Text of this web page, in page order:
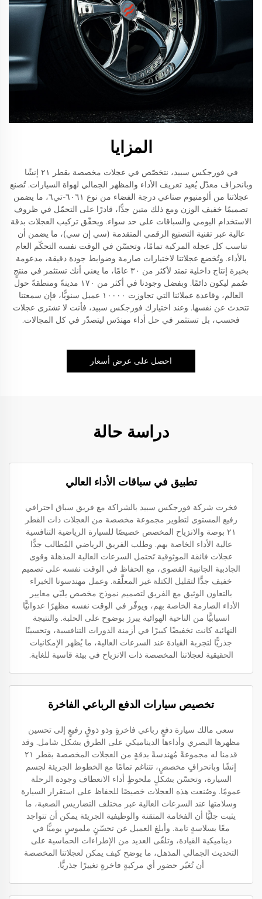
المزايا
في فورجكس سبيد، نتخصّص في عجلات مخصصة بقطر ٢١ إنشًا
وبانحراف معدّل يُعيد تعريف الأداء والمظهر الجمالي لهواة السيارات. تُصنع
عجلاتنا من ألومنيوم صناعي درجة الفضاء من نوع ٦٠٦١-تي٦، ما يضمن
تصميمًا خفيف الوزن ومع ذلك متين جدًّا، قادرًا على التحمّل في ظروف
الاستخدام اليومي والسباقات على حد سواء. ويحقّق تركيب العجلات بدقة
عالية عبر تقنية التصنيع الرقمي المتقدمة (سي إن سي)، ما يضمن أن
تناسب كل عجلة المركبة تمامًا، وتحسّن في الوقت نفسه التحكّم العام
بالأداء. وتُخضع عجلاتنا لاختبارات صارمة وضوابط جودة دقيقة، مدعومة
بخبرة إنتاج داخلية تمتد لأكثر من ٣٠ عامًا، ما يعني أنك تستثمر في منتجٍ
صُمم ليكون دائمًا. وبفضل وجودنا في أكثر من ١٧٠ مدينةً ومنطقةً حول
العالم، وقاعدة عملائنا التي تجاوزت ١٠٠٠٠ عميل سنويًّا، فإن سمعتنا
تتحدث عن نفسها. وعند اختيارك فورجكس سبيد، فأنت لا تشترى عجلات
فحسب، بل تستثمر في حل أداء مهندَس ليتصدّر في كل المجالات.
احصل على عرض أسعار
دراسة حالة
تطبيق في سباقات الأداء العالي
فخرت شركة فورجكس سبيد بالشراكة مع فريق سباق احترافي
رفيع المستوى لتطوير مجموعة مخصصة من العجلات ذات القطر
٢١ بوصة والانزياح المخصص خصيصًا للسيارة الرياضية التنافسية
عالية الأداء الخاصة بهم. وطلب الفريق الرياضي المُطالب جدًّا
عجلات فائقة الموثوقية تَحتمل السرعات العالية المذهلة وقوى
الجاذبية الجانبية القصوى، مع الحفاظ في الوقت نفسه على تصميم
خفيف جدًّا لتقليل الكتلة غير المعلَّقة. وعمل مهندسونا الخبراء
بالتعاون الوثيق مع الفريق لتصميم نموذج مخصص يلبّي معايير
الأداء الصارمة الخاصة بهم، ويوفّر في الوقت نفسه مظهرًا عدوانيًّا
انسيابيًّا من الناحية الهوائية يبرز بوضوح على الحلبة. والنتيجة
النهائية كانت تخفيضًا كبيرًا في أزمنة الدورات التنافسية، وتحسينًا
جذريًّا لتجربة القيادة عند السرعات العالية، ما يُظهر الإمكانيات
الحقيقية لعجلاتنا المخصصة ذات الانزياح في بيئة قاسية للغاية.
تخصيص سيارات الدفع الرباعي الفاخرة
سعى مالك سيارة دفعٍ رباعي فاخرةٍ وذو ذوقٍ رفيعٍ إلى تحسين
مظهرها البصري وأداءها الديناميكي على الطرق بشكل شامل. وقد
قدمنا له مجموعةً مُهندسةً بدقةٍ من العجلات المخصصة بقطر ٢١
إنشًا وبانحرافٍ مخصصٍ، تتناغم تمامًا مع الخطوط الجريئة لجسم
السيارة، وتحسّن بشكلٍ ملحوظٍ أداء الانعطاف وجودة الرحلة
عمومًا. وصُنعت هذه العجلات خصيصًا للحفاظ على استقرار السيارة
وسلامتها عند السرعات العالية عبر مختلف التضاريس الصعبة، ما
يثبت جليًّا أن الفخامة المتقنة والوظيفية الجريئة يمكن أن تتواجد
معًا بسلاسةٍ تامة. وأبلغ العميل عن تحسّنٍ ملموسٍ يوميًّا في
ديناميكية القيادة، وتلقّى العديد من الإطراءات الحماسية على
التحديث الجمالي المذهل، ما يوضح كيف يمكن لعجلاتنا المخصصة
أن تُغيّر حضور أي مركبةٍ فاخرةٍ تغييرًا جذريًّا.